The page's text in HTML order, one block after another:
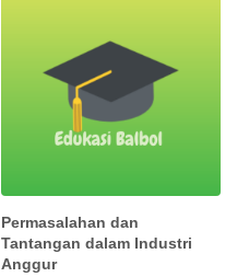
Permasalahan dan
Tantangan dalam Industri
Anggur